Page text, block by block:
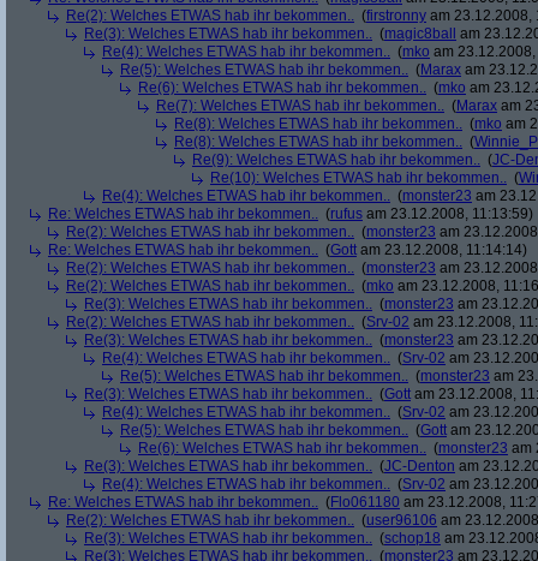
Re(2): Welches ETWAS hab ihr bekommen.. (firstronny am 23.12.2008,
Re(3): Welches ETWAS hab ihr bekommen.. (magic8ball
am
Re(4): Welches ETWAS hab ihr bekommen.. (mko am
Re(5): Welches ETWAS hab ihr bekommen.. (Marax am
Re(6): Welches ETWAS hab ihr bekommen.. (mko am
Re(7): Welches ETWAS hab ihr bekommen.. (Marax am
Re(8): Welches ETWAS hab ihr bekommen.. (mko am
Re(8): Welches ETWAS hab ihr bekommen.. (
Re(9): Welches ETWAS hab ihr bekommen.. (JC-
Re(10): Welches ETWAS hab ihr bekommen.. (
Re(4): Welches ETWAS hab ihr bekommen.. (monster23 am
Re: Welches ETWAS hab ihr bekommen.. (rufus am 23.12.2008, 11:13:59)
Re(2): Welches ETWAS hab ihr bekommen.. (monster23 am
Re: Welches ETWAS hab ihr bekommen.. (Gott am 23.12.2008, 11:14:14)
Re(2): Welches ETWAS hab ihr bekommen.. (monster23 am
Re(2): Welches ETWAS hab ihr bekommen.. (mko am 23.12.2008,
Re(3): Welches ETWAS hab ihr bekommen.. (monster23 am
Re(2): Welches ETWAS hab ihr bekommen.. (Srv-02 am 23.12.2008,
Re(3): Welches ETWAS hab ihr bekommen.. (monster23 am
Re(4): Welches ETWAS hab ihr bekommen.. (Srv-02 am
Re(5): Welches ETWAS hab ihr bekommen.. (monster23 am
Re(3): Welches ETWAS hab ihr bekommen.. (Gott am 23.12.2008,
Re(4): Welches ETWAS hab ihr bekommen.. (Srv-02 am
Re(5): Welches ETWAS hab ihr bekommen.. (Gott am
Re(6): Welches ETWAS hab ihr bekommen.. (monster23 am
Re(3): Welches ETWAS hab ihr bekommen.. (JC-Denton am
Re(4): Welches ETWAS hab ihr bekommen.. (Srv-02 am
Re: Welches ETWAS hab ihr bekommen.. (Flo061180 am 23.12.2008,
Re(2): Welches ETWAS hab ihr bekommen.. (user96106 am
Re(3): Welches ETWAS hab ihr bekommen.. (schop18 am
Re(3): Welches ETWAS hab ihr bekommen.. (monster23 am